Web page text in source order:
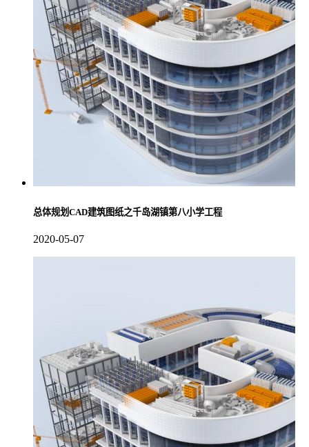
总体规划CAD建筑图纸之千岛湖镇第八小学工程
2020-05-07